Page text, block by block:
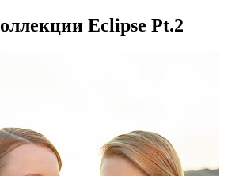
Eclipse Pt.2